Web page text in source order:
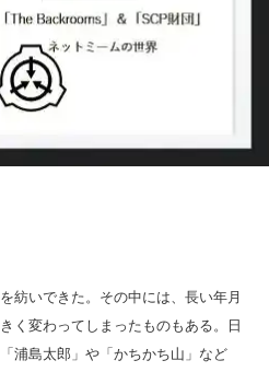
紡いできた。その中には、長い年月
く変わってしまったものもある。日
浦島太郎」や「かちかち山」など